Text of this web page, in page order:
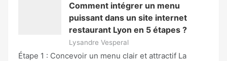
Comment intégrer un menu
puissant dans un site internet
restaurant Lyon en 5 étapes ?
Lysandre Vesperal
Étape 1 : Concevoir un menu clair et attractif La